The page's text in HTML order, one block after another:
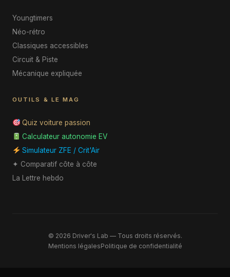
Youngtimers
Néo-rétro
Classiques accessibles
Circuit & Piste
Mécanique expliquée
OUTILS & LE MAG
Quiz voiture passion
Calculateur autonomie EV
Simulateur ZFE / Crit'Air
✦ Comparatif côte à côte
La Lettre hebdo
© 2026 Driver's Lab — Tous droits réservés.
Mentions légalesPolitique de confidentialité